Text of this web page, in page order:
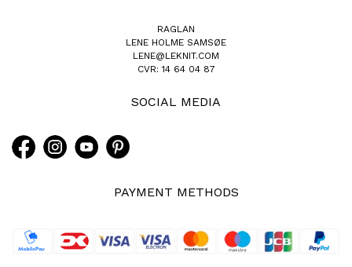
RAGLAN
LENE HOLME SAMSØE
LENE@LEKNIT.COM
CVR: 14 64 04 87
SOCIAL MEDIA
PAYMENT METHODS